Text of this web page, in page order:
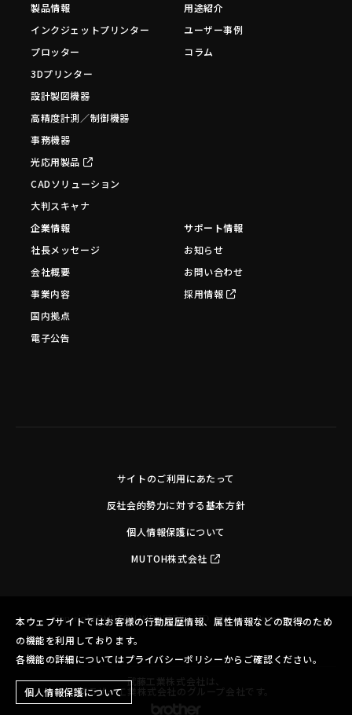
製品情報
インクジェットプリンター
プロッター
3Dプリンター
設計製図機器
高精度計測／制御機器
事務機器
光応用製品
CADソリューション
大判スキャナ
用途紹介
ユーザー事例
コラム
企業情報
社長メッセージ
会社概要
事業内容
国内拠点
電子公告
サポート情報
お知らせ
お問い合わせ
採用情報
サイトのご利用にあたって
反社会的勢力に対する基本方針
個人情報保護について
MUTOH株式会社
Copyright©MUTOH INDUSTRIES LTD. All Rights Reserved.
本ウェブサイトではお客様の行動履歴情報、属性情報などの取得のため
の機能を利用しております。
各機能の詳細についてはプライバシーポリシーからご確認ください。
個人情報保護について
武藤工業株式会社は、
ブラザー工業株式会社のグループ会社です。